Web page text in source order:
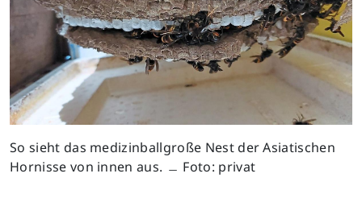
So sieht das medizinballgroße Nest der Asiatischen
Hornisse von innen aus. ﹘ Foto: privat